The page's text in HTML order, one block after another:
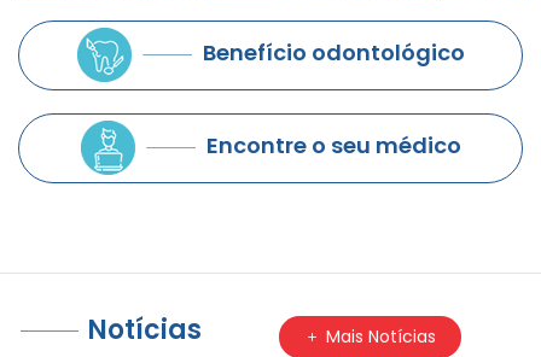
Benefício odontológico
Encontre o seu médico
Notícias Mais Notícias